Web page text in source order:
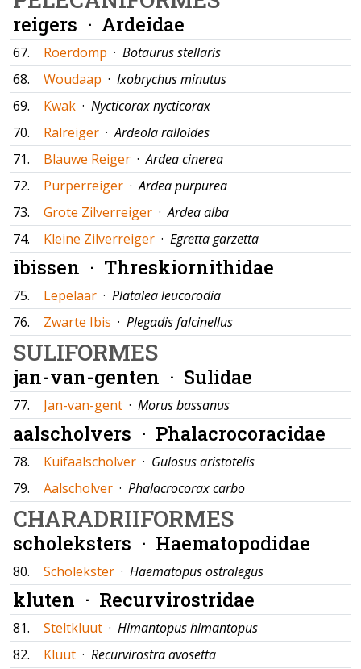
reigers · Ardeidae
67. Roerdomp · Botaurus stellaris
68.
Woudaap · Ixobrychus minutus
69.
Kwak · Nycticorax nycticorax
70.
Ralreiger ·Ardeola ralloides
71.
Blauwe Reiger ·Ardea cinerea
72.
Purperreiger ·Ardea purpurea
73.
Grote Zilverreiger ·Ardea alba
74.
Kleine Zilverreiger · Egretta garzetta
ibissen · Threskiornithidae
75. Lepelaar · Platalea leucorodia
76.
Zwarte Ibis · Plegadis falcinellus
SULIFORMES
jan-van-genten · Sulidae
77. Jan-van-gent · Morus bassanus
aalscholvers · Phalacrocoracidae
78. Kuifaalscholver · Gulosus aristotelis
79.
Aalscholver · Phalacrocorax carbo
CHARADRIIFORMES
scholeksters · Haematopodidae
80. Scholekster · Haematopus ostralegus
kluten · Recurvirostridae
81. Steltkluut · Himantopus himantopus
82.
Kluut · Recurvirostra avosetta